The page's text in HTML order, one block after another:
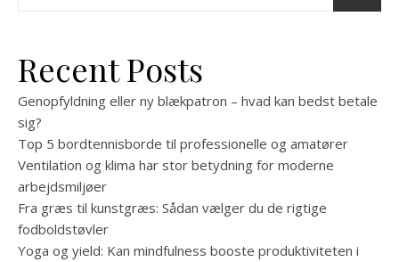
Recent Posts
Genopfyldning eller ny blækpatron – hvad kan bedst betale
sig?
Top 5 bordtennisborde til professionelle og amatører
Ventilation og klima har stor betydning for moderne
arbejdsmiljøer
Fra græs til kunstgræs: Sådan vælger du de rigtige
fodboldstøvler
Yoga og yield: Kan mindfulness booste produktiviteten i